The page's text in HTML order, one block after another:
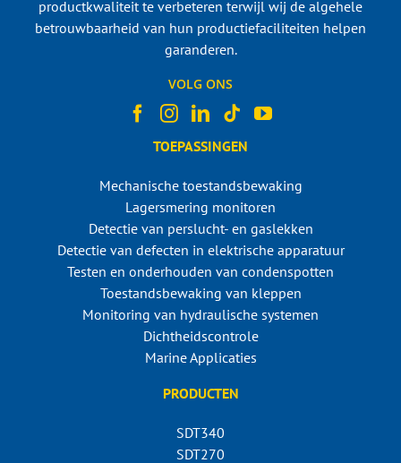
productkwaliteit te verbeteren terwijl wij de algehele
betrouwbaarheid van hun productiefaciliteiten helpen
garanderen.
VOLG ONS
TOEPASSINGEN
Mechanische toestandsbewaking
Lagersmering monitoren
Detectie van perslucht- en gaslekken
Detectie van defecten in elektrische apparatuur
Testen en onderhouden van condenspotten
Toestandsbewaking van kleppen
Monitoring van hydraulische systemen
Dichtheidscontrole
Marine Applicaties
PRODUCTEN
SDT340
SDT270